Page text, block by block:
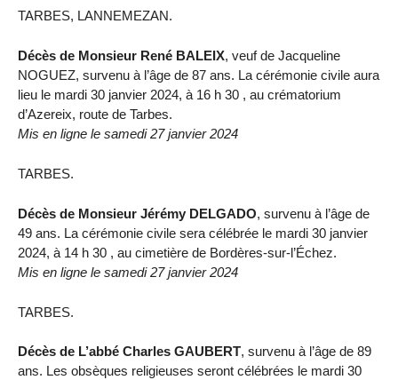
TARBES, LANNEMEZAN.
Décès de Monsieur René BALEIX, veuf de Jacqueline
NOGUEZ, survenu à l’âge de 87 ans. La cérémonie civile aura
lieu le mardi 30 janvier 2024, à 16 h 30 , au crématorium
d’Azereix, route de Tarbes.
Mis en ligne le samedi 27 janvier 2024
TARBES.
Décès de Monsieur Jérémy DELGADO, survenu à l’âge de
49 ans. La cérémonie civile sera célébrée le mardi 30 janvier
2024, à 14 h 30 , au cimetière de Bordères-sur-l’Échez.
Mis en ligne le samedi 27 janvier 2024
TARBES.
Décès de L’abbé Charles GAUBERT, survenu à l’âge de 89
ans. Les obsèques religieuses seront célébrées le mardi 30